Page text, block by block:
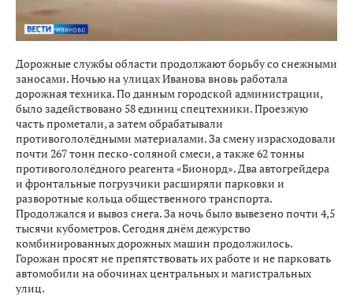
Дорожные службы области продолжают борьбу со снежными
заносами. Ночью на улицах Иванова вновь работала
дорожная техника. По данным городской администрации,
было задействовано 58 единиц спецтехники. Проезжую
часть прометали, а затем обрабатывали
противогололёдными материалами. За смену израсходовали
почти 267 тонн песко-соляной смеси, а также 62 тонны
противогололёдного реагента «Бионорд». Два автогрейдера
и фронтальные погрузчики расширяли парковки и
разворотные кольца общественного транспорта.
Продолжался и вывоз снега. За ночь было вывезено почти 4,5
тысячи кубометров. Сегодня днём дежурство
комбинированных дорожных машин продолжилось.
Горожан просят не препятствовать их работе и не парковать
автомобили на обочинах центральных и магистральных
улиц.